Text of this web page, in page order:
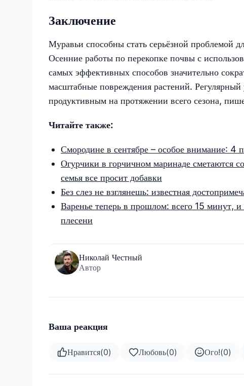
Заключение
Муравьи способны стать серьёзной проблемой
Осенние работы по перекопке почвы с
самых эффективных способов значительно
масштабные повреждения растений.
продуктивным на протяжении всего сезона,
Читайте также:
Смородине в сентябре – особое внимание: 4
Огурчики в горчичном маринаде сметаются
семья все просит добавки
Без слез не взглянешь: известная
Варенье теперь в прошлом: всего 15 минут, и
плесени
Николай Честный
Автор
Ваша реакция
Нравится(0) Любовь(0) Ого!(0)